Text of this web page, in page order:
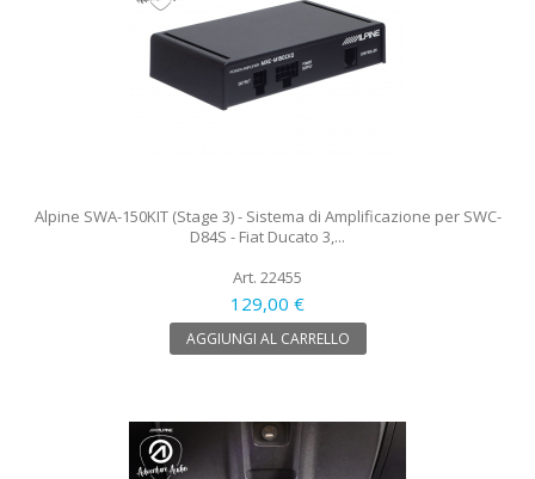
Alpine SWA-150KIT (Stage 3) - Sistema di Amplificazione per SWC-
D84S - Fiat Ducato 3,...
Art. 22455
129,00 €
AGGIUNGI AL CARRELLO